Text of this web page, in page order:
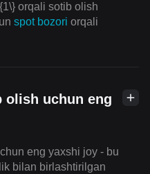
orqali sotib olish
spot bozori orqali
olish uchun eng
eng yaxshi joy - bu
bilan birlashtirilgan